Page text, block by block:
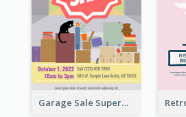
Garage Sale Supermarket Flyer